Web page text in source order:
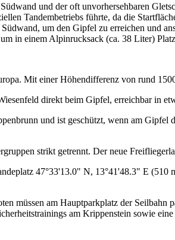
und der oft unvorhersehbaren
Tandembetriebs führte, da die
um den Gipfel zu erreichen und
in einem Alpinrucksack (ca. 38 Liter)
Mit einer Höhendifferenz von rund
direkt beim Gipfel, erreichbar in
und ist geschützt, wenn am
strikt getrennt. Der neue
47°33'13.0" N, 13°41'48.3" E
müssen am Hauptparkplatz der
am Krippenstein sowie